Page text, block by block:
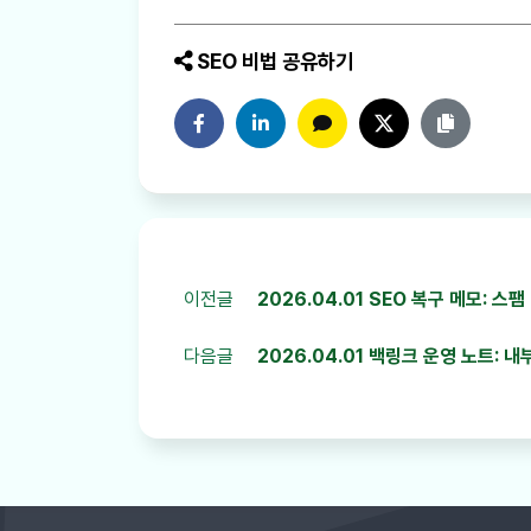
SEO 비법 공유하기
페이스북에 공유하기
링크드인에 공유하기
카카오톡에 공유하기
트위터에 공유하기
링크 복사
이전글 2026.04.01 SEO 복구 메모: 스팸
다음글 2026.04.01 백링크 운영 노트: 내